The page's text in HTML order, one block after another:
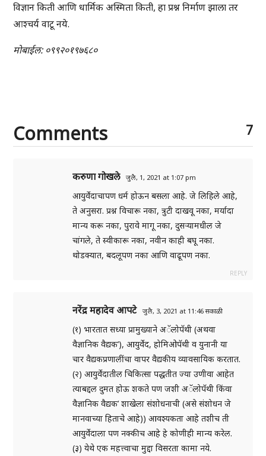
विज्ञान किती आणि धार्मिक अस्मिता किती, हा प्रश्न निर्माण झाला तर
आश्चर्य वाटू नये.
मोबाईल: ०९९२०१९७६८०
Comments 7
करुणा गोखले जुलै, 1, 2021 at 1:07 pm
आयुर्वेदाचापण धर्म होऊन बसला आहे. जे लिहिले आहे,
ते अनुसरा. प्रश्न विचारू नका, त्रुटी दाखवू नका, मर्यादा
मान्य करू नका, पुरावे मागू नका, दुसऱ्यामधील जे
चांगले, ते स्वीकारू नका, नवीन काही बघू नका.
थोडक्यात, बदलूपण नका आणि वाढूपण नका.
REPLY
नरेंद्र महादेव आपटे जुलै, 3, 2021 at 11:46 सकाळी
(१) भारतात सध्या प्रामुख्याने अॅलोपॅथी (अथवा
वैज्ञानिक वैद्यक’), आयुर्वेद, होमिओपॅथी व युनानी या
चार वैद्यकप्रणालींचा वापर वैद्यकीय व्यावसायिक करतात.
(२) आयुर्वेदातील चिकित्सा पद्धतीत ज्या उणीवा आहेत
त्याबद्दल दुमत होऊ शकते पण जशी अॅलोपॅथी किंवा
वैज्ञानिक वैद्यक’ शाखेला संशोधनाची (असे संशोधन जे
मानवाच्या हिताचे आहे)) आवश्यकता आहे तशीच ती
आयुर्वेदाला पण नक्कीच आहे हे कोणीही मान्य करेल.
(३) येथे एक महत्त्वाचा मुद्दा विसरता कामा नये.